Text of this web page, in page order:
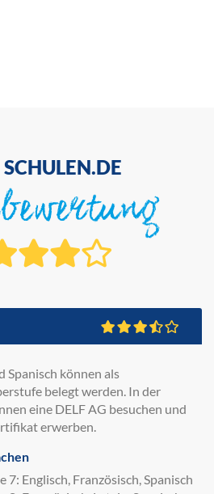
SCHULEN.DE
Spanisch können als
belegt werden. In der
eine DELF AG besuchen und
erwerben.
7: Englisch, Französisch, Spanisch